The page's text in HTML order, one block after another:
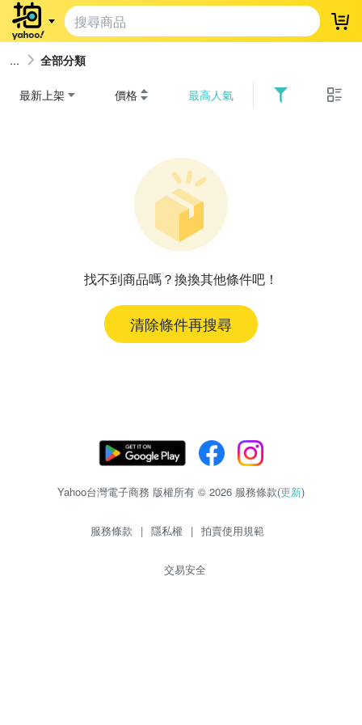
登
全部分類
最新上架 價格 最高人氣
找不到商品嗎？換換其他條件吧！
清除條件再搜尋
Yahoo台灣電子商務 版權所有 © 2026 服務條款(更新)
服務條款 | 隱私權 | 拍賣使用規範
交易安全